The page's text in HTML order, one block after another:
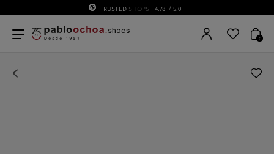
TRUSTED SHOPS 4.78 / 5.0
0